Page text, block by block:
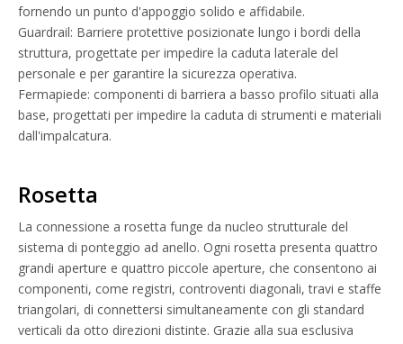
fornendo un punto d'appoggio solido e affidabile.
Guardrail: Barriere protettive posizionate lungo i bordi della
struttura, progettate per impedire la caduta laterale del
personale e per garantire la sicurezza operativa.
Fermapiede: componenti di barriera a basso profilo situati alla
base, progettati per impedire la caduta di strumenti e materiali
dall'impalcatura.
Rosetta
La connessione a rosetta funge da nucleo strutturale del
sistema di ponteggio ad anello. Ogni rosetta presenta quattro
grandi aperture e quattro piccole aperture, che consentono ai
componenti, come registri, controventi diagonali, travi e staffe
triangolari, di connettersi simultaneamente con gli standard
verticali da otto direzioni distinte. Grazie alla sua esclusiva